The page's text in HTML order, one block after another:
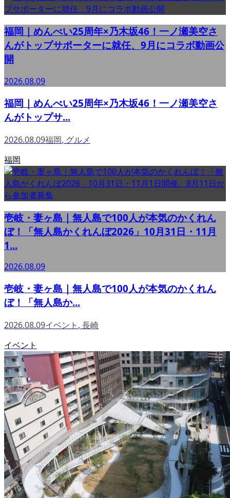
福岡｜めんべい25周年×乃木坂46！一ノ瀬美空さ
んがトップサポーターに就任、9月にコラボ動画公
開
2026.08.09
福岡｜めんべい25周年×乃木坂46！一ノ瀬美空さ
んがトップサ...
2026.08.09福岡, グルメ
福岡
壱岐・妻ヶ島｜無人島で100人が本気のかくれん
ぼ！「無人島かくれんぼ2026」10月31日・11月
1...
2026.08.09
壱岐・妻ヶ島｜無人島で100人が本気のかくれん
ぼ！「無人島か...
2026.08.09イベント , 長崎
イベント